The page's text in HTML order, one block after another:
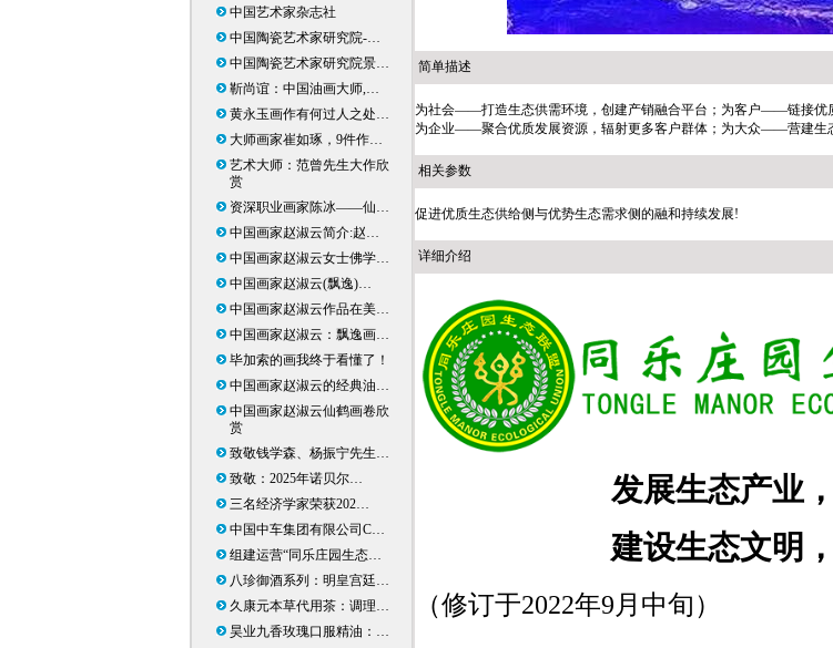
中国艺术家杂志社
中国陶瓷艺术家研究院-…
中国陶瓷艺术家研究院景…
靳尚谊：中国油画大师,…
黄永玉画作有何过人之处…
大师画家崔如琢，9件作…
艺术大师：范曾先生大作欣
赏
资深职业画家陈冰——仙…
中国画家赵淑云简介:赵…
中国画家赵淑云女士佛学…
中国画家赵淑云(飘逸)…
中国画家赵淑云作品在美…
中国画家赵淑云：飘逸画…
毕加索的画我终于看懂了！
中国画家赵淑云的经典油…
中国画家赵淑云仙鹤画卷欣
赏
致敬钱学森、杨振宁先生…
致敬：2025年诺贝尔…
三名经济学家荣获202…
中国中车集团有限公司C…
组建运营“同乐庄园生态…
八珍御酒系列：明皇宫廷…
久康元本草代用茶：调理…
昊业九香玫瑰口服精油：…
简单描述
为社会——打造生态供需环境，创建产销融合平台；为客户——链接优
为企业——聚合优质发展资源，辐射更多客户群体；为大众——营建生
相关参数
促进优质生态供给侧与优势生态需求侧的融和持续发展!
详细介绍
发展生态产业
建设生态文明
（修订于2022年9月中旬）